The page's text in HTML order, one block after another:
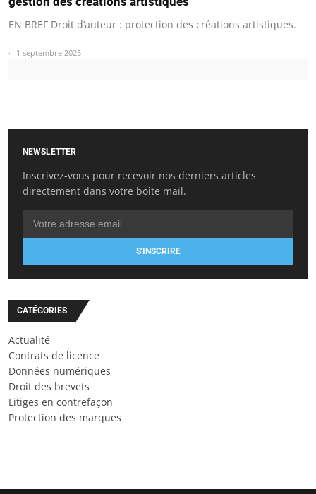
EN BREF Droit d’auteur : protection des créations artistiques.
1 septembre 2025
NEWSLETTER
Inscrivez-vous pour recevoir nos derniers articles
directement dans votre boîte mail.
S'INSCRIRE
CATÉGORIES
Actualité
Contrats de licence
Données numériques
Droit des brevets
Litiges en contrefaçon
Protection des marques